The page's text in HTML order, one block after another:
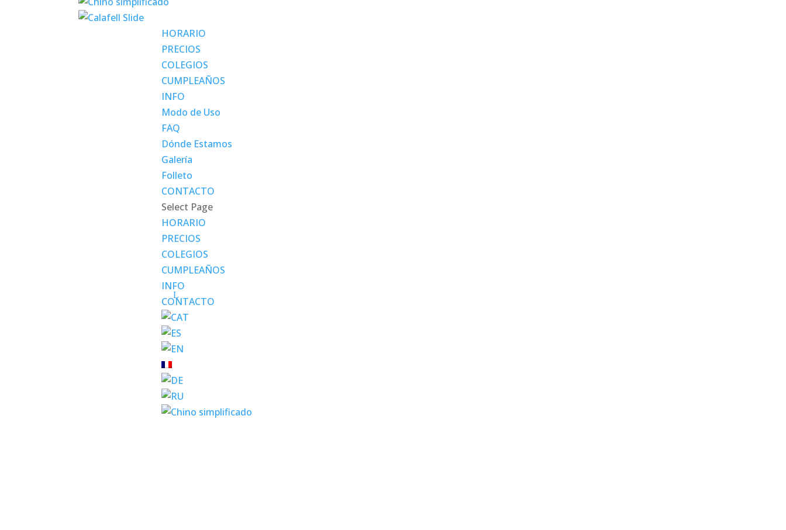
HORARIO
PRECIOS
COLEGIOS
CUMPLEAÑOS
INFO
Modo de Uso
FAQ
Dónde Estamos
Galería
Folleto
CONTACTO
Select Page
HORARIO
PRECIOS
COLEGIOS
CUMPLEAÑOS
INFO
CONTACTO